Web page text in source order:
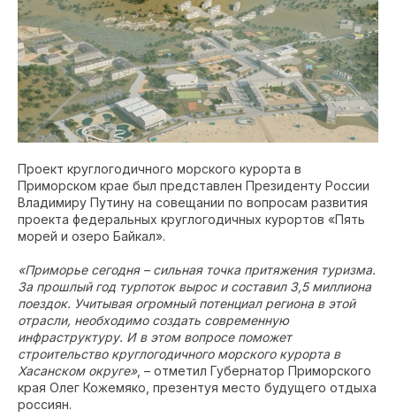
Проект круглогодичного морского курорта в
Приморском крае был представлен Президенту России
Владимиру Путину на совещании по вопросам развития
проекта федеральных круглогодичных курортов «Пять
морей и озеро Байкал».
«Приморье сегодня – сильная точка притяжения туризма.
За прошлый год турпоток вырос и составил 3,5 миллиона
поездок. Учитывая огромный потенциал региона в этой
отрасли, необходимо создать современную
инфраструктуру. И в этом вопросе поможет
строительство круглогодичного морского курорта в
Хасанском округе», – отметил Губернатор Приморского
края Олег Кожемяко, презентуя место будущего отдыха
россиян.